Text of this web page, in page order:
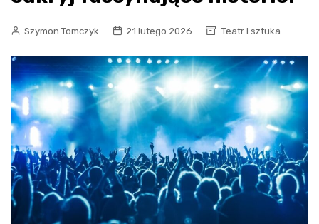
Szymon Tomczyk 21 lutego 2026 Teatr i sztuka